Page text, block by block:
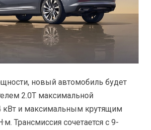
новый автомобиль будет
2.0T максимальной
и максимальным крутящим
Трансмиссия сочетается с 9-